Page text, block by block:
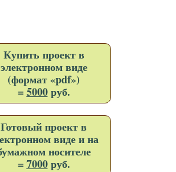
Купить проект в
электронном виде
(формат «pdf»)
=5000руб.
Готовый проект в
виде и на
носителе
=7000руб.